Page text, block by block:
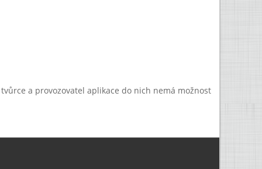
a provozovatel aplikace do nich nemá možnost